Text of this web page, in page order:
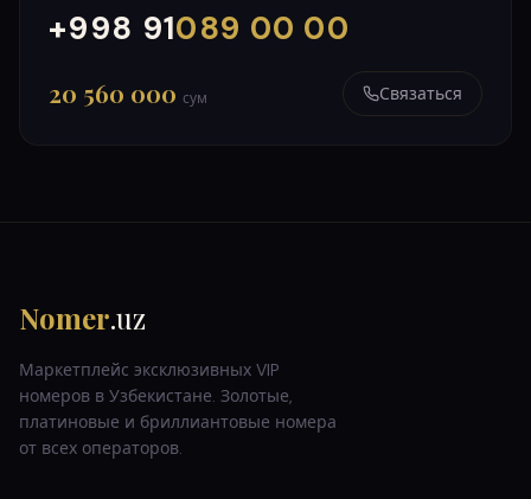
+998 91089 00 00
000
999
20 560 000 сум Связаться
Nomer.uz
Маркетплейс эксклюзивных VIP
номеров в Узбекистане. Золотые,
платиновые и бриллиантовые номера
от всех операторов.